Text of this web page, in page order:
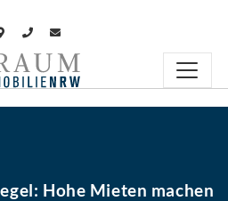
Hohe Mieten machen